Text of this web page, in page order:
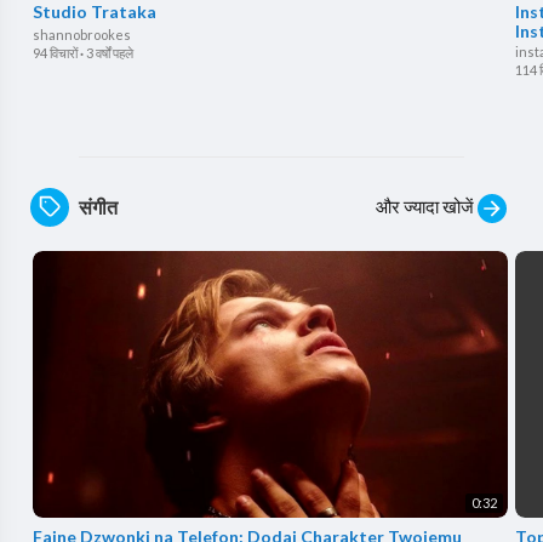
Studio Trataka
shannobrookes
94 विचारों· 3 वर्षों पहले
114
संगीत और ज्यादा खोजें
0:32
⁣Fajne Dzwonki na Telefon: Dodaj Charakter Twojemu